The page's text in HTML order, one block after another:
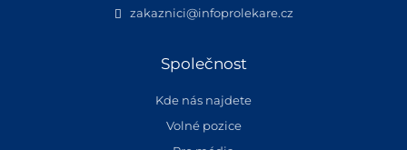
zakaznici@infoprolekare.cz
Společnost
Kde nás najdete
Volné pozice